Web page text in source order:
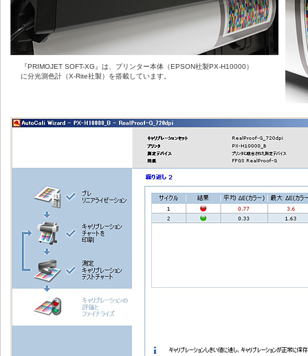
『PRIMOJET SOFT-XG』は、プリンター本体（EPSON社製PX-H10000）
に分光測色計（X-Rite社製）を搭載しています。